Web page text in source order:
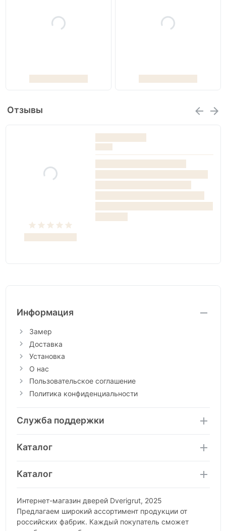
Отзывы
Информация
Замер
Доставка
Установка
О нас
Пользовательское соглашение
Политика конфиденциальности
Служба поддержки
Каталог
Каталог
Интернет-магазин дверей Dverigrut, 2025
Предлагаем широкий ассортимент продукции от
российских фабрик. Каждый покупатель сможет